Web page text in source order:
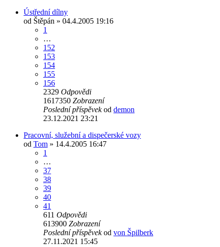
Ústřední dílny
od Štěpán » 04.4.2005 19:16
1
…
152
153
154
155
156
2329 Odpovědi
1617350 Zobrazení
Poslední příspěvekod demon
23.12.2021 23:21
Pracovní, služební a dispečerské vozy
od Tom » 14.4.2005 16:47
1
…
37
38
39
40
41
611 Odpovědi
613900 Zobrazení
Poslední příspěvekod von Špilberk
27.11.2021 15:45